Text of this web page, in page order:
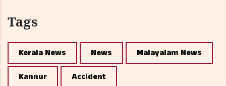
Tags
Kerala News News Malayalam News
Kannur Accident